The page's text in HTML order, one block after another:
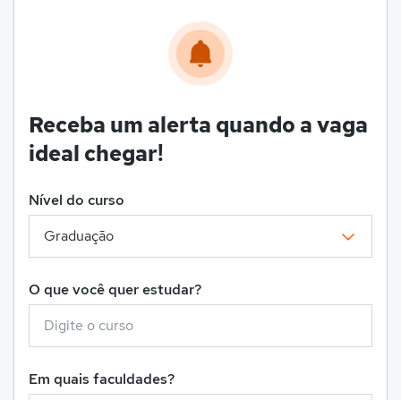
Receba um alerta quando a vaga
ideal chegar!
Nível do curso
O que você quer estudar?
Em quais faculdades?